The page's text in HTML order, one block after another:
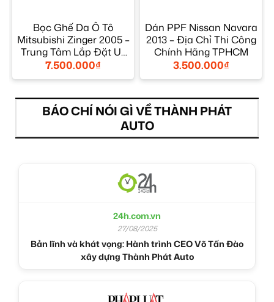
Bọc Ghế Da Ô Tô
Mitsubishi Zinger 2005 –
Trung Tâm Lắp Đặt Uy
Tín TPHCM
7.500.000₫
Dán PPF Nissan Navara
2013 – Địa Chỉ Thi Công
Chính Hãng TPHCM
3.500.000₫
BÁO CHÍ NÓI GÌ VỀ THÀNH PHÁT
AUTO
24h.com.vn
27/08/2025
Bản lĩnh và khát vọng: Hành trình CEO Võ Tấn Đào
xây dựng Thành Phát Auto